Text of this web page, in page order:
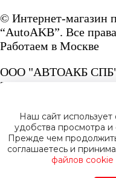
© Интернет-магазин
“AutoAKB”. Все
Работаем в Москве
ООО "АВТОАКБ СПБ"
780201001 ОГРН:
Сайт под защитой
Privacy Policyи
Наш сайт
удобства просмотра
Прежде чем
соглашаетесь и
файлов cookie